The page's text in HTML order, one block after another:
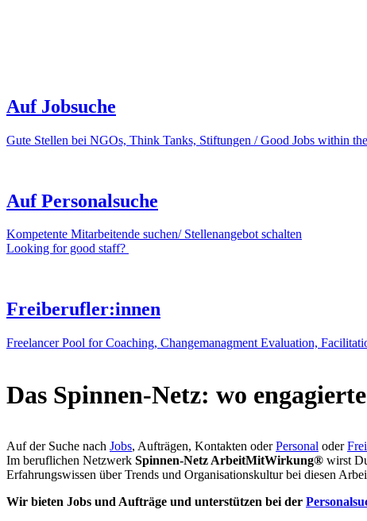
Auf Jobsuche
Gute Stellen bei NGOs, Think Tanks, Stiftungen / Good Jobs within
Auf Personalsuche
Kompetente Mitarbeitende suchen/ Stellenangebot schalten
Looking for good staff?
Freiberufler:innen
Freelancer Pool for Coaching, Changemanagment Evaluation,
Das Spinnen-Netz: wo
Auf der Suche nach Jobs, Aufträgen, Kontakten oderPersonal oder
Im beruflichen Netzwerk Spinnen-Netz ArbeitMitWirkung® wirst
Erfahrungswissen über Trends und Organisationskultur bei diesen
Wir bieten Jobs und Aufträge und unterstützen bei der